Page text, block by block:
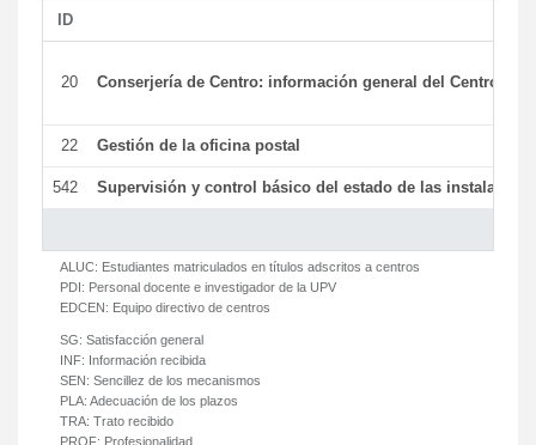
ID
20 Conserjería de Centro: información general del Centro y
22 Gestión de la oficina postal
542 Supervisión y control básico del estado de las
ALUC: Estudiantes matriculados en títulos adscritos a centros
PDI: Personal docente e investigador de la UPV
EDCEN: Equipo directivo de centros
SG: Satisfacción general
INF: Información recibida
SEN: Sencillez de los mecanismos
PLA: Adecuación de los plazos
TRA: Trato recibido
PROF: Profesionalidad